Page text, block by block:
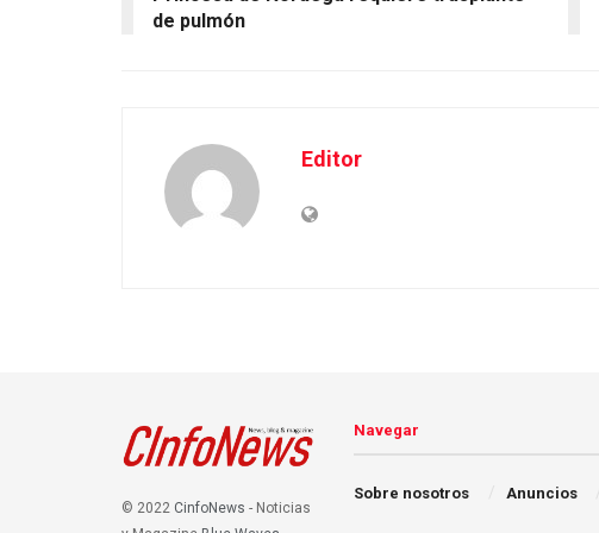
de pulmón
Editor
© 2022 CinfoNews - Noticias
Navegar
Sobre nosotros Anuncios